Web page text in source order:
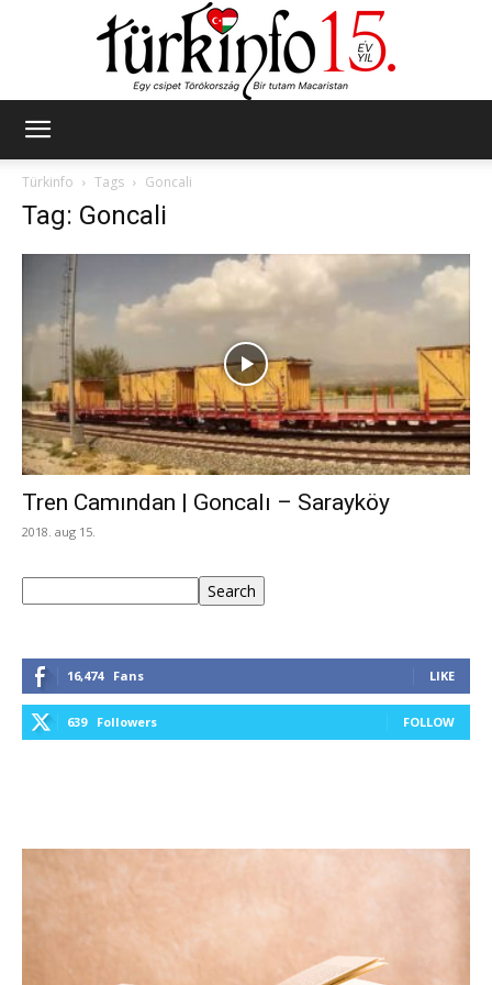
Türkinfo
Tags Goncali
Tag: Goncali
Tren Camından | Goncalı – Sarayköy
2018. aug 15.
Search
16,474 Fans LIKE
639 Followers FOLLOW